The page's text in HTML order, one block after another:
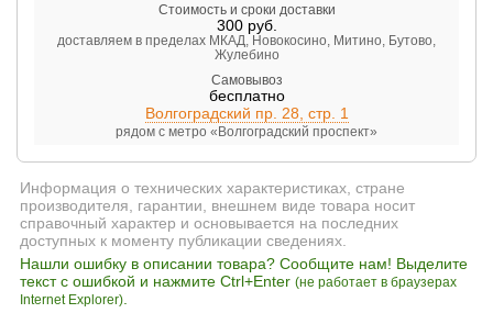
Стоимость и сроки доставки
300руб.
доставляем в пределах МКАД, Новокосино, Митино, Бутово,
Жулебино
Самовывоз
бесплатно
Волгоградский пр. 28, стр. 1
рядом с метро «Волгоградский проспект»
Информация о технических характеристиках, стране
производителя, гарантии, внешнем виде товара носит
справочный характер и основывается на последних
доступных к моменту публикации сведениях.
Нашли ошибку в описании товара? Сообщите нам! Выделите
текст с ошибкой и нажмите Ctrl+Enter (не работает в браузерах
Internet Explorer)